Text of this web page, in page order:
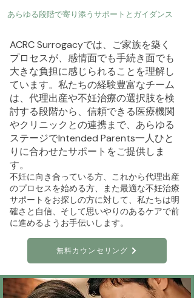
あらゆる段階で寄り添うサポートとガイダンス
ACRC Surrogacyでは、ご家族を築く
プロセスが、感情面でも手続き面でも
大きな負担に感じられることを理解し
ています。私たちの経験豊富なチーム
は、代理出産や不妊治療の選択肢を検
討する段階から、信頼できる医療機関
やクリニックとの連携まで、あらゆる
ステージでIntended Parents一人ひと
りに合わせたサポートをご提供しま
す。
不妊に向き合っている方、これから代理出産
のプロセスを始める方、また最適な不妊治療
サポートをお探しの方に対して、私たちは明
確さと自信、そして思いやりのあるケアで前
に進めるようお手伝いします。
無料カウンセリング